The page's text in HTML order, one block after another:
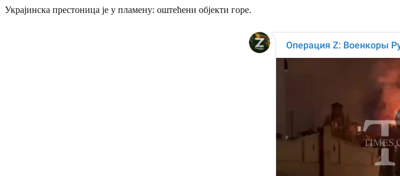
Украјинска престоница је у пламену: оштећени објекти горе.